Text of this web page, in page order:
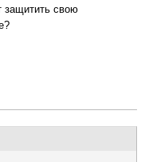
защитить свою